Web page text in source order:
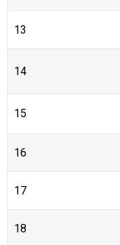
13
14
15
16
17
18